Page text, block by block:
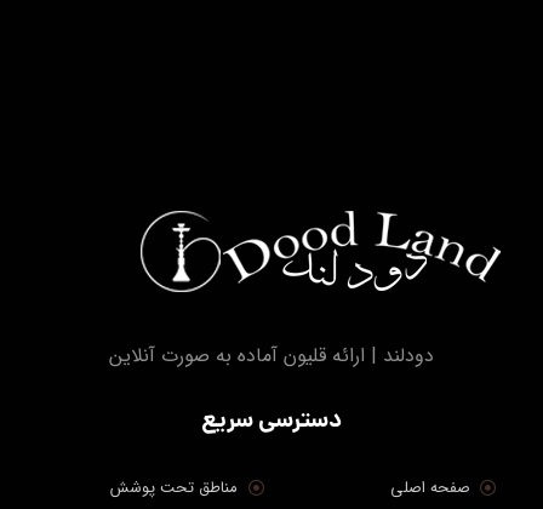
دودلند | ارائه قلیون آماده به صورت آنلاین
دسترسی سریع
صفحه اصلی
مناطق تحت پوشش